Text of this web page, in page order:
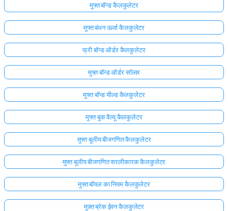
मुफ्त बॉन्ड कैलकुलेटर
मुफ्त बंधन ऊर्जा कैलकुलेटर
फ्री बॉन्ड ऑर्डर कैलकुलेटर
मुफ्त बॉन्ड ऑर्डर सॉल्वर
मुफ्त बॉन्ड यील्ड कैलकुलेटर
मुफ्त बुक वैल्यू कैलकुलेटर
मुफ्त बूलीय बीजगणित कैलकुलेटर
मुफ्त बूलीय बीजगणित सरलीकारक कैलकुलेटर
मुफ्त बॉयल का नियम कैलकुलेटर
मुफ़्त ब्रेक ईवन कैलकुलेटर